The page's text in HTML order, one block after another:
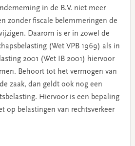
in de B.V. niet meer
zonder fiscale belemmeringen de
Daarom is er in zowel de
(Wet VPB 1969) als in
2001 (Wet IB 2001) hiervoor
Behoort tot het vermogen van
zaak, dan geldt ook nog een
Hiervoor is een bepaling
op belastingen van rechtsverkeer